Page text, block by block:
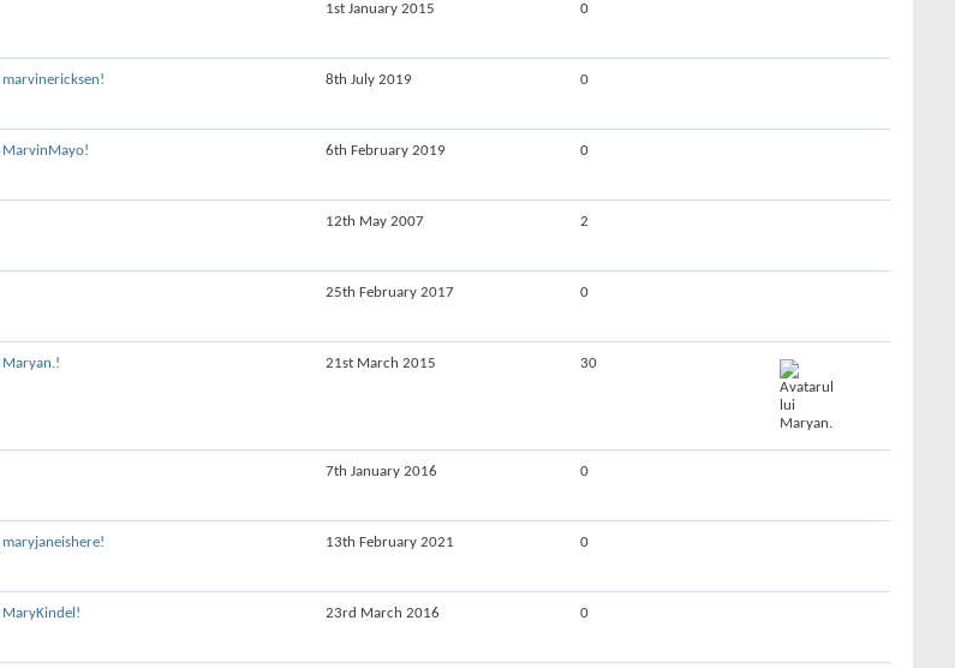
1st January 2015 0
8th July 2019 0
6th February 2019 0
12th May 2007 2
25th February 2017 0
21st March 2015 30
7th January 2016 0
13th February 2021 0
23rd March 2016 0